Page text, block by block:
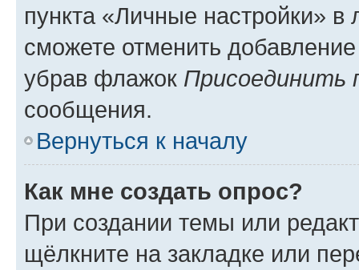
пункта «Личные настройки»
сможете отменить
убрав флажок Присоединить
сообщения.
Вернуться к началу
Как мне создать опрос?
При создании темы или
щёлкните на закладке или